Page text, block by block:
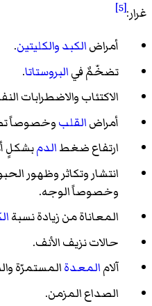
غرار:[5]
أمراضالكبدوالكليتين.
تضخّمٌ فيالبروستاتا.
الاكتئاب والاضطرابات
أمراضالقلبوخصوصاً
ارتفاع ضغطالدمبشكلٍ
انتشار وتكاثر وظهور
وخصوصاً الوجه.
المعاناة من زيادة نسبة
حالات نزيف الأنف.
آلامالمعدةالمستمرّة
الصداع المزمن.